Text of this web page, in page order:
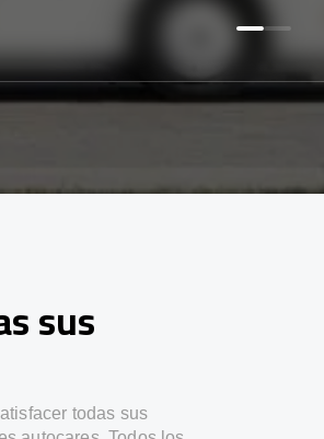
sus
todas sus